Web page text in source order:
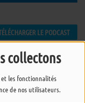
collectons
les fonctionnalités
de nos utilisateurs.
LE PODCAST